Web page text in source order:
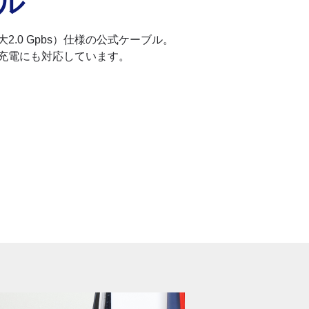
Gpbs）仕様の公式ケーブル。
電にも対応しています。